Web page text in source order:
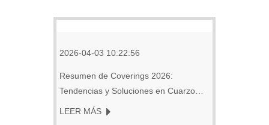
2026-04-03 10:22:56
Resumen de Coverings 2026:
Tendencias y Soluciones en Cuarzo
Calacatta
LEER MÁS